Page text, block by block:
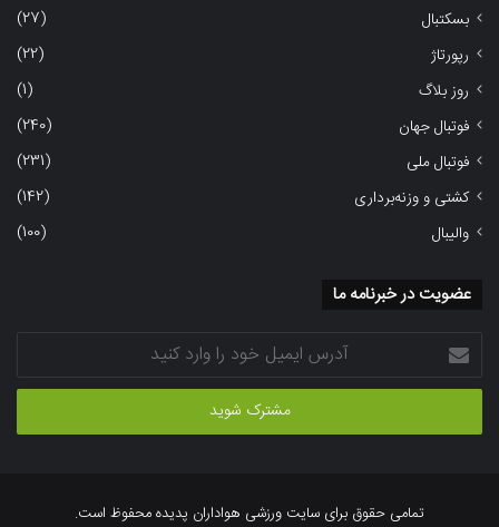
بسکتبال
(27)
رپورتاژ
(22)
روز بلاگ
(1)
فوتبال جهان
(240)
فوتبال ملی
(231)
کشتی و وزنه‌برداری
(142)
والیبال
(100)
عضویت در خبرنامه ما
آدرس
ایمیل
خود
وارد
تمامی حقوق برای سایت ورزشی هواداران پدیده محفوظ است.